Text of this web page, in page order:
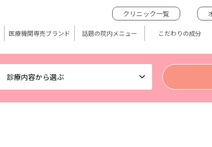
診療内容から選ぶ
クリニック一覧
医療機関専売ブランド 話題の院内メニュー こだわりの成分